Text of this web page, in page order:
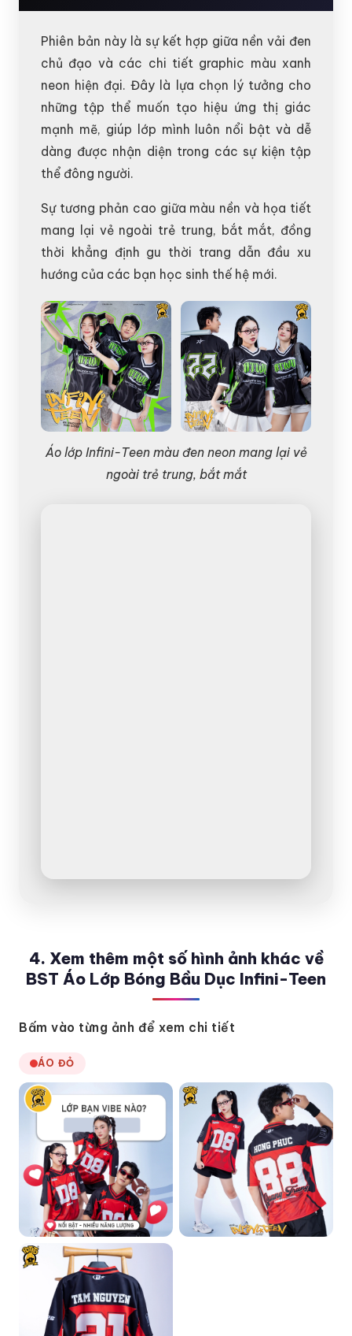
Phiên bản này là sự kết hợp giữa nền vải đen
chủ đạo và các chi tiết graphic màu xanh
neon hiện đại. Đây là lựa chọn lý tưởng cho
những tập thể muốn tạo hiệu ứng thị giác
mạnh mẽ, giúp lớp mình luôn nổi bật và dễ
dàng được nhận diện trong các sự kiện tập
thể đông người.
Sự tương phản cao giữa màu nền và họa tiết
mang lại vẻ ngoài trẻ trung, bắt mắt, đồng
thời khẳng định gu thời trang dẫn đầu xu
hướng của các bạn học sinh thế hệ mới.
Áo lớp Infini-Teen màu đen neon mang lại vẻ
ngoài trẻ trung, bắt mắt
4. Xem thêm một số hình ảnh khác về
BST Áo Lớp Bóng Bầu Dục Infini-Teen
Bấm vào từng ảnh để xem chi tiết
ÁO ĐỎ